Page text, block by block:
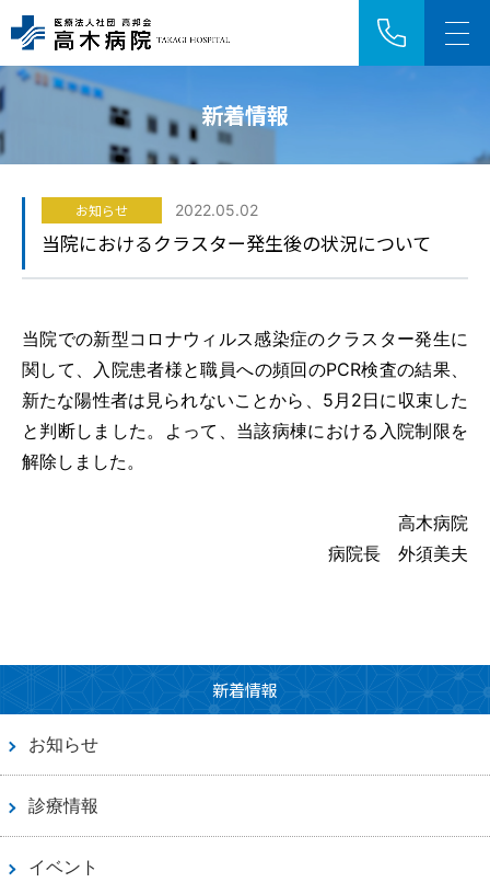
アクセス
HOME
ご来院の方へ
診療科・センター
病院紹介
医療関係者の方へ
研修医募集
プライバシーポリシー
お問い合わせ
新着情報
お知らせ 2022.05.02
当院におけるクラスター発生後の状況について
当院での新型コロナウィルス感染症のクラスター発生に
関して、入院患者様と職員への頻回のPCR検査の結果、
新たな陽性者は見られないことから、5月2日に収束した
と判断しました。よって、当該病棟における入院制限を
解除しました。
高木病院
病院長 外須美夫
新着情報
お知らせ
診療情報
イベント